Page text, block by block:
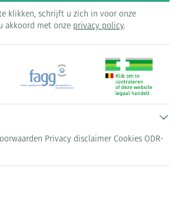
klikken, schrijft u zich in voor onze
akkoord met onze privacy policy.
Privacy disclaimer Cookies ODR-